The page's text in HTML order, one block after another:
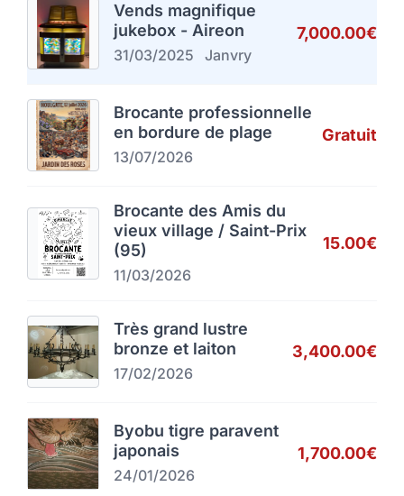
Vends magnifique
jukebox - Aireon
31/03/2025 Janvry
7,000.00€
Brocante professionnelle
en bordure de plage
13/07/2026
Gratuit
Brocante des Amis du
vieux village / Saint-Prix
(95)
11/03/2026
15.00€
Très grand lustre
bronze et laiton
17/02/2026
3,400.00€
Byobu tigre paravent
japonais
24/01/2026
1,700.00€